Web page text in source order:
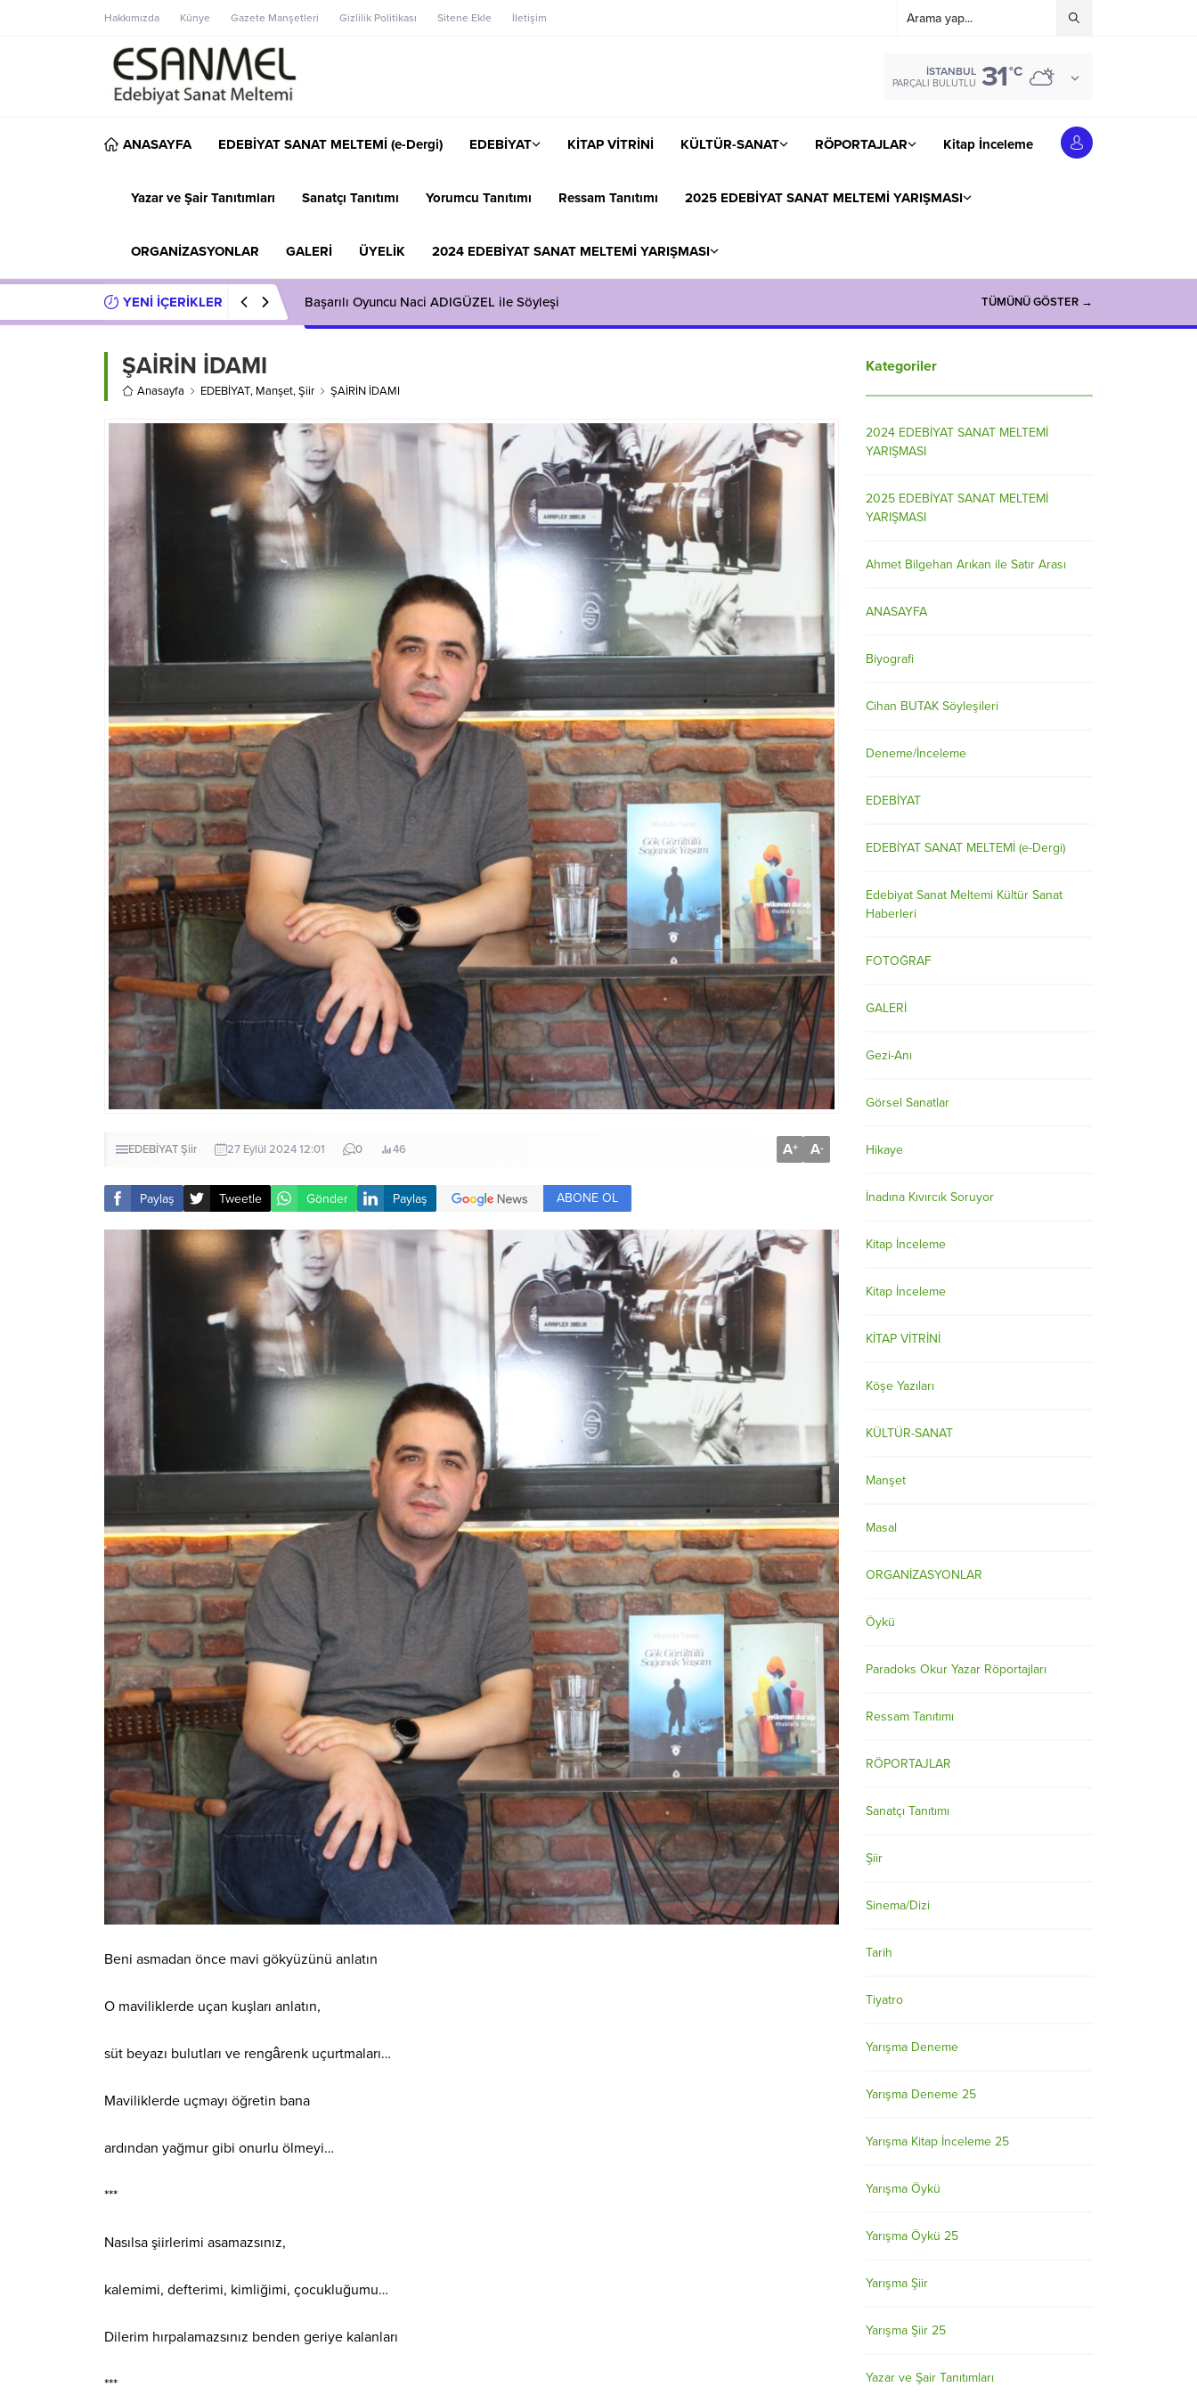
Hakkımızda Künye Gazete Manşetleri Gizlilik Politikası Sitene Ekle İletişim
İSTANBUL
PARÇALI BULUTLU 31°C
ANASAYFA EDEBİYAT SANAT MELTEMİ (e-Dergi) EDEBİYAT KİTAP VİTRİNİ KÜLTÜR-SANAT RÖPORTAJLAR Kitap İnceleme
Yazar ve Şair Tanıtımları Sanatçı Tanıtımı Yorumcu Tanıtımı Ressam Tanıtımı 2025 EDEBİYAT SANAT MELTEMİ YARIŞMASI
ORGANİZASYONLAR GALERİ ÜYELİK 2024 EDEBİYAT SANAT MELTEMİ YARIŞMASI
YENİ İÇERİKLER Başarılı Oyuncu Naci ADIGÜZEL ile Söyleşi TÜMÜNÜ GÖSTER →
ŞAİRİN İDAMI
Anasayfa EDEBİYAT, Manşet,Şiir ŞAİRİN İDAMI
EDEBİYATŞiir 27 Eylül 2024 12:01 0 46 A+ A-
Paylaş Tweetle Gönder Paylaş ABONE OL
Beni asmadan önce mavi gökyüzünü anlatın
O maviliklerde uçan kuşları anlatın,
süt beyazı bulutları ve rengârenk uçurtmaları…
Maviliklerde uçmayı öğretin bana
ardından yağmur gibi onurlu ölmeyi…
***
Nasılsa şiirlerimi asamazsınız,
kalemimi, defterimi, kimliğimi, çocukluğumu…
Dilerim hırpalamazsınız benden geriye kalanları
***
Kategoriler
2024 EDEBİYAT SANAT MELTEMİ
YARIŞMASI
2025 EDEBİYAT SANAT MELTEMİ
YARIŞMASI
Ahmet Bilgehan Arıkan ile Satır Arası
ANASAYFA
Biyografi
Cihan BUTAK Söyleşileri
Deneme/İnceleme
EDEBİYAT
EDEBİYAT SANAT MELTEMİ (e-Dergi)
Edebiyat Sanat Meltemi Kültür Sanat
Haberleri
FOTOĞRAF
GALERİ
Gezi-Anı
Görsel Sanatlar
Hikaye
İnadına Kıvırcık Soruyor
Kitap İnceleme
Kitap İnceleme
KİTAP VİTRİNİ
Köşe Yazıları
KÜLTÜR-SANAT
Manşet
Masal
ORGANİZASYONLAR
Öykü
Paradoks Okur Yazar Röportajları
Ressam Tanıtımı
RÖPORTAJLAR
Sanatçı Tanıtımı
Şiir
Sinema/Dizi
Tarih
Tiyatro
Yarışma Deneme
Yarışma Deneme 25
Yarışma Kitap İnceleme 25
Yarışma Öykü
Yarışma Öykü 25
Yarışma Şiir
Yarışma Şiir 25
Yazar ve Şair Tanıtımları